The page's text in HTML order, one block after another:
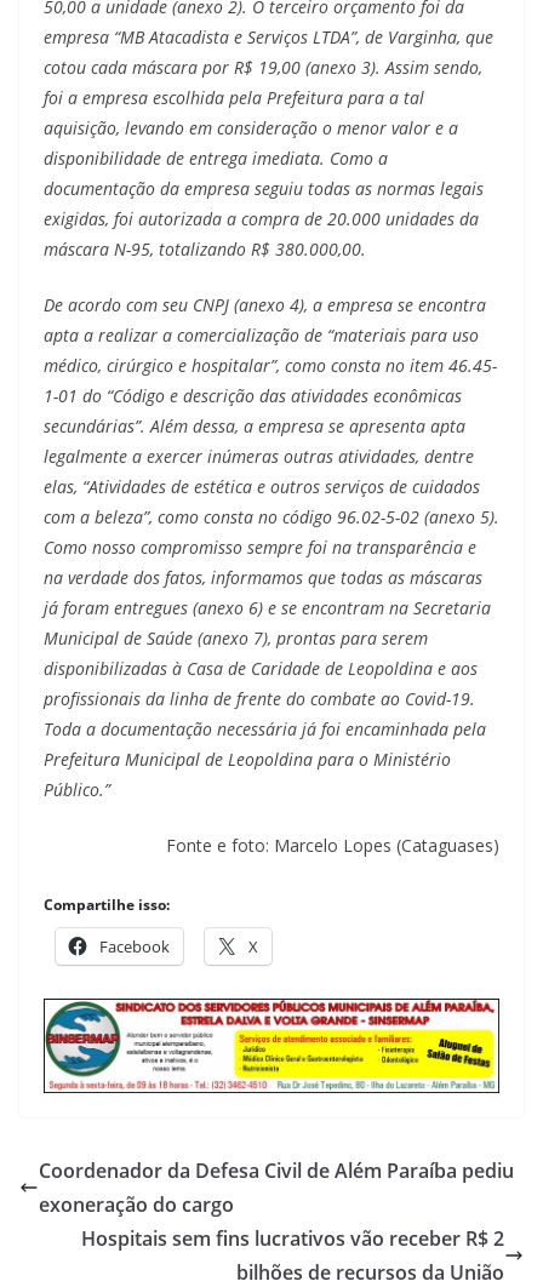
50,00 a unidade (anexo 2). O terceiro orçamento foi da
empresa “MB Atacadista e Serviços LTDA”, de Varginha, que
cotou cada máscara por R$ 19,00 (anexo 3). Assim sendo,
foi a empresa escolhida pela Prefeitura para a tal
aquisição, levando em consideração o menor valor e a
disponibilidade de entrega imediata. Como a
documentação da empresa seguiu todas as normas legais
exigidas, foi autorizada a compra de 20.000 unidades da
máscara N-95, totalizando R$ 380.000,00.
De acordo com seu CNPJ (anexo 4), a empresa se encontra
apta a realizar a comercialização de “materiais para uso
médico, cirúrgico e hospitalar”, como consta no item 46.45-
1-01 do “Código e descrição das atividades econômicas
secundárias”. Além dessa, a empresa se apresenta apta
legalmente a exercer inúmeras outras atividades, dentre
elas, “Atividades de estética e outros serviços de cuidados
com a beleza”, como consta no código 96.02-5-02 (anexo 5).
Como nosso compromisso sempre foi na transparência e
na verdade dos fatos, informamos que todas as máscaras
já foram entregues (anexo 6) e se encontram na Secretaria
Municipal de Saúde (anexo 7), prontas para serem
disponibilizadas à Casa de Caridade de Leopoldina e aos
profissionais da linha de frente do combate ao Covid-19.
Toda a documentação necessária já foi encaminhada pela
Prefeitura Municipal de Leopoldina para o Ministério
Público.”
Fonte e foto: Marcelo Lopes (Cataguases)
Compartilhe isso:
Facebook X
Coordenador da Defesa Civil de Além Paraíba pediu
exoneração do cargo
Hospitais sem fins lucrativos vão receber R$ 2
bilhões de recursos da União